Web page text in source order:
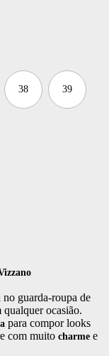
38 39
no guarda-roupa de
qualquer ocasião.
para compor looks
com muito charme e